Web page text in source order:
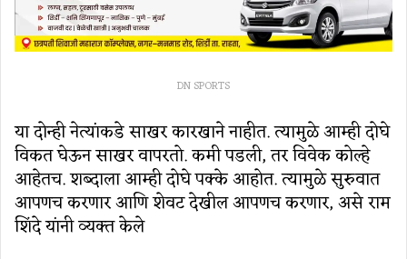
DN SPORTS
या दोन्ही नेत्यांकडे साखर कारखाने नाहीत. त्यामुळे आम्ही दोघे
विकत घेऊन साखर वापरतो. कमी पडली, तर विवेक कोल्हे
आहेतच. शब्दाला आम्ही दोघे पक्के आहोत. त्यामुळे सुरुवात
आपणच करणार आणि शेवट देखील आपणच करणार, असे राम
शिंदे यांनी व्यक्त केले